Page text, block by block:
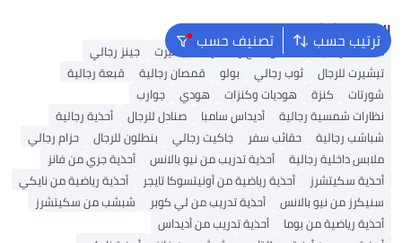
ترتيب حسب تصنيف حسب البحث الشائع
محفظة رجالية ملابس الحج والعمرة تيشيرت
جينز رجالي
تيشيرت للرجال
ثوب رجالي بولو قمصان رجالية
قبعة رجالية
شورتات
كنزة هوديات وكنزات هودي
جوارب
نظارات شمسية رجالية
أديداس سامبا صنادل للرجال
أحذية رجالية
شباشب رجالية
حقائب سفر جاكيت رجالي بنطلون للرجال
حزام رجالي
ملابس داخلية رجالية
أحذية تدريب من نيو بالانس
أحذية جري من فانز
أحذية سكيتشرز
أحذية رياضية من أونيتسوكا تايجر
أحذية رياضية من نايكي
سنيكرز من نيو بالانس
أحذية تدريب من لي كوبر
شبشب من سكيتشرز
أحذية رياضية من بوما
أحذية تدريب من أديداس